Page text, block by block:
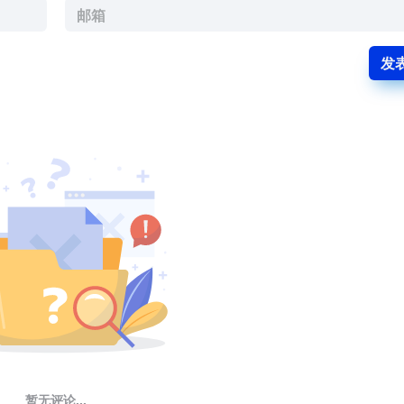
发
暂无评论...